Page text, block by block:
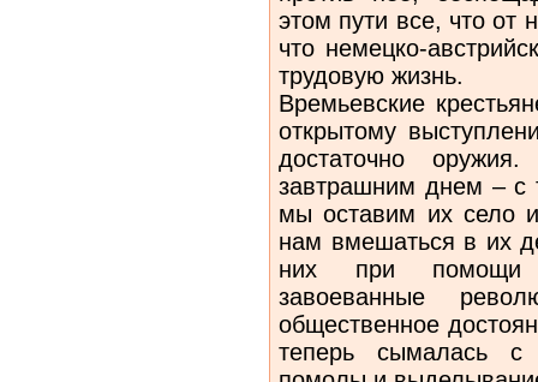
этом пути все, что от
что немецко-
трудовую жизнь.
Времьевские
открытому
достаточно
завтрашним днем – с
мы оставим их село
нам вмешаться в их
них при помощи
завоеванные
общественное
теперь сымалась с